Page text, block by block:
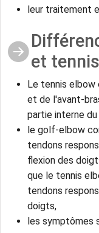
leur traitement
et
Le tennis elbow
et de l'avant-
partie interne
le golf-elbow
tendons
flexion des
que le tennis
tendons
doigts,
les symptômes